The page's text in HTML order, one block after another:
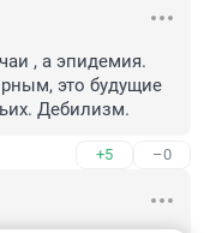
, а эпидемия.
это будущие
Дебилизм.
+5 –0